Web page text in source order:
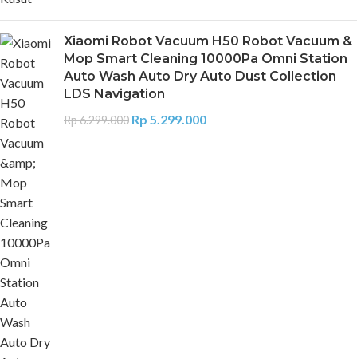
Xiaomi Robot Vacuum H50 Robot Vacuum &
Mop Smart Cleaning 10000Pa Omni Station
Auto Wash Auto Dry Auto Dust Collection
LDS Navigation
Rp6.299.000 Rp 5.299.000